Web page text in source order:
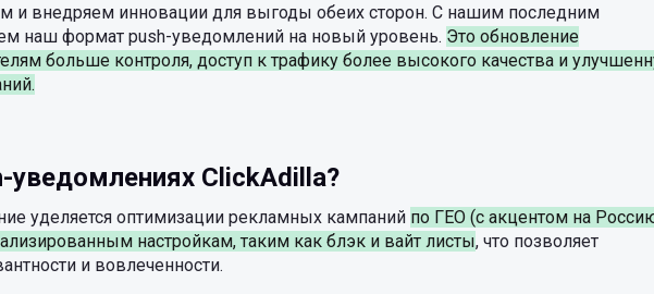
и внедряем инновации для выгоды обеих сторон. С нашим последним
наш формат push-уведомлений на новый уровень. Это обновление
больше контроля, доступ к трафику более высокого качества и
уведомлениях ClickAdilla?
уделяется оптимизации рекламных кампаний по ГЕО (с акцентом на
настройкам, таким как блэк и вайт листы, что позволяет
и вовлеченности.